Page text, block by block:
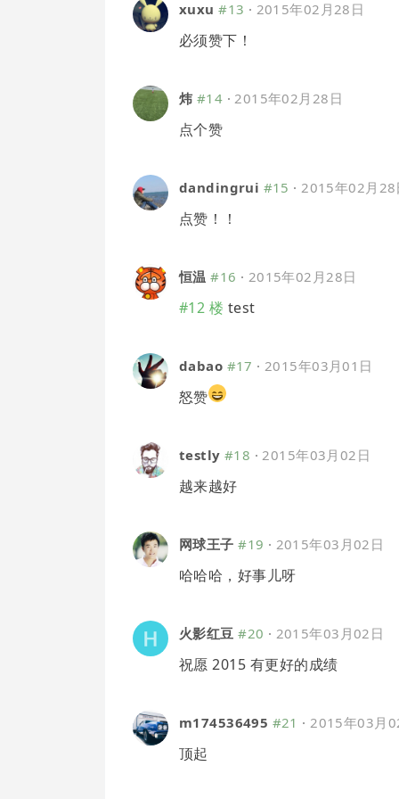
xuxu #13 · 2015年02月28日
必须赞下！
炜 #14 ·2015年02月28日
点个赞
dandingrui #15 ·2015年02月28
点赞！！
恒温 #16 · 2015年02月28日
#12 楼 test
dabao #17 ·2015年03月01日
怒赞
testly #18 ·2015年03月02日
越来越好
网球王子 #19 · 2015年03月02日
哈哈哈，好事儿呀
火影红豆 #20 · 2015年03月02日
祝愿 2015 有更好的成绩
m174536495 #21 ·2015年03月
顶起